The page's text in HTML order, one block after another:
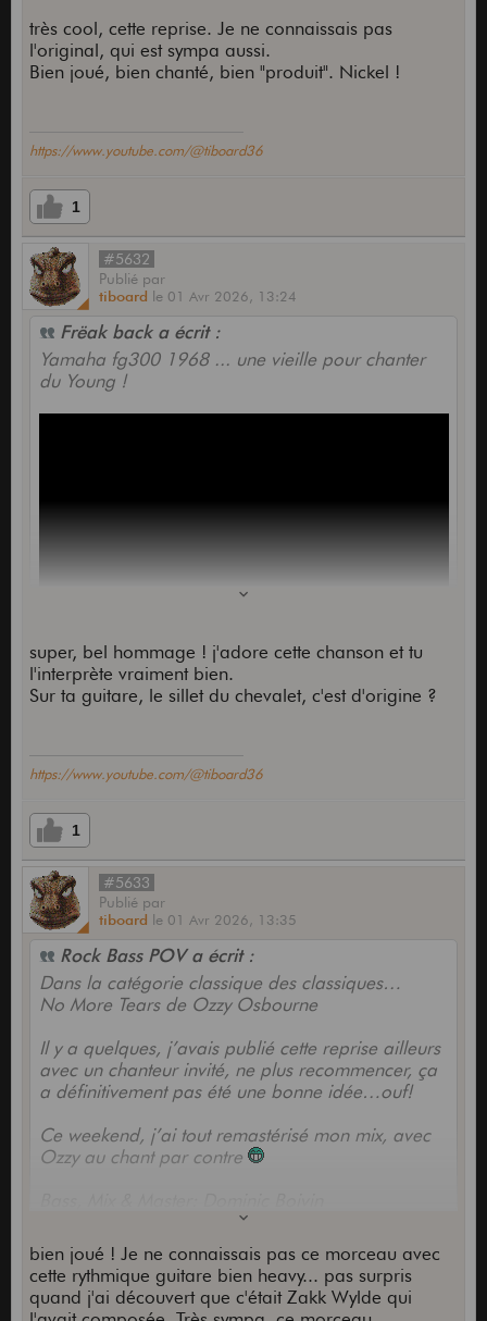
?is=75NxUeNPsMMcEqD4
très cool, cette reprise. Je ne connaissais pas
l'original, qui est sympa aussi.
Bien joué, bien chanté, bien "produit". Nickel !
https://www.youtube.com/@tiboard36
1
#5632
Publié par
tiboard le 01 Avr 2026, 13:24
Frëak back a écrit :
Yamaha fg300 1968 ... une vieille pour chanter
du Young !
super, bel hommage ! j'adore cette chanson et tu
l'interprète vraiment bien.
Sur ta guitare, le sillet du chevalet, c'est d'origine ?
https://www.youtube.com/@tiboard36
1
#5633
Publié par
tiboard le 01 Avr 2026, 13:35
Rock Bass POV a écrit :
Dans la catégorie classique des classiques…
No More Tears de Ozzy Osbourne
Il y a quelques, j’avais publié cette reprise ailleurs
avec un chanteur invité, ne plus recommencer, ça
a définitivement pas été une bonne idée…ouf!
Ce weekend, j’ai tout remastérisé mon mix, avec
Ozzy au chant par contre
Guitars: Tony Paré
Rock On
bien joué ! Je ne connaissais pas ce morceau avec
cette rythmique guitare bien heavy... pas surpris
quand j'ai découvert que c'était Zakk Wylde qui